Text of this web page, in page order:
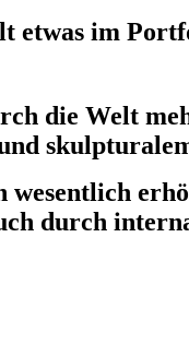
etwas im
die Welt
durch